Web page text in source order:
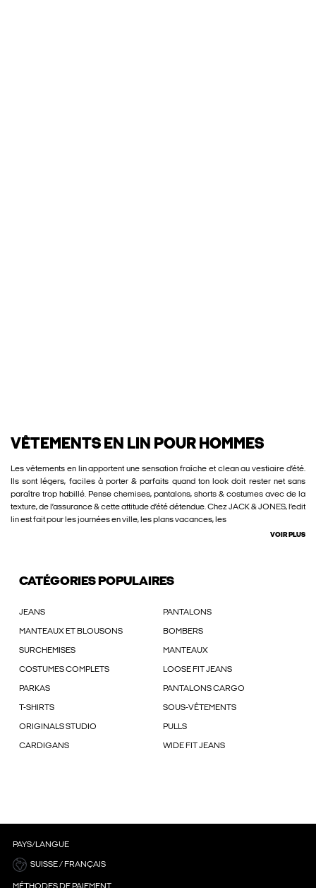
VÊTEMENTS EN LIN POUR HOMMES
Les vêtements en lin apportent une sensation fraîche et clean au vestiaire d’été.
Ils sont légers, faciles à porter & parfaits quand ton look doit rester net sans
paraître trop habillé. Pense chemises, pantalons, shorts & costumes avec de la
texture, de l’assurance & cette attitude d’été détendue. Chez JACK & JONES, l’edit
lin est fait pour les journées en ville, les plans vacances, les
VOIR PLUS
CATÉGORIES POPULAIRES
JEANS PANTALONS
MANTEAUX ET BLOUSONS BOMBERS
SURCHEMISES MANTEAUX
COSTUMES COMPLETS LOOSE FIT JEANS
PARKAS PANTALONS CARGO
T-SHIRTS SOUS-VÊTEMENTS
ORIGINALS STUDIO PULLS
CARDIGANS WIDE FIT JEANS
PAYS/LANGUE
SUISSE / FRANÇAIS